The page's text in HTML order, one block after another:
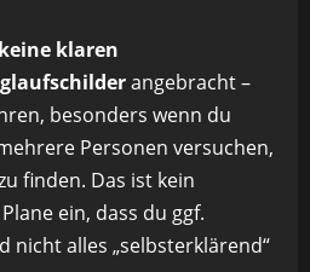
keine klaren
angebracht –
besonders wenn du
Personen versuchen,
finden. Das ist kein
ein, dass du ggf.
nicht alles „selbsterklärend“